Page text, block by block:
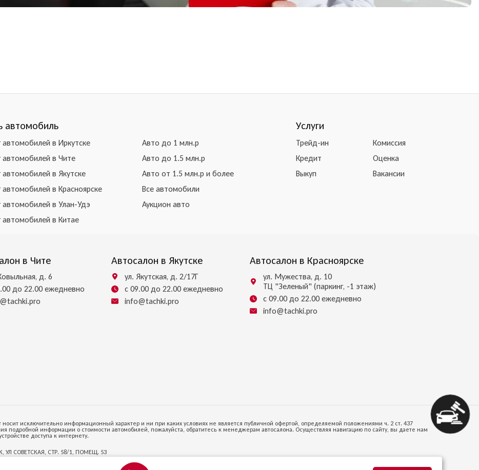
автомобиль
автомобилей в Иркутске
автомобилей в Чите
автомобилей в Якутске
автомобилей в Красноярске
автомобилей в Улан-Удэ
автомобилей в Китае
Авто до 1 млн.р
Авто до 1.5 млн.р
Авто от 1.5 млн.р и более
Все автомобили
Аукцион авто
Услуги
Трейд-ин
Кредит
Выкуп
Комиссия
Оценка
Вакансии
в Чите
д. 6
до 22.00 ежедневно
Автосалон в Якутске
ул. Якутская, д. 2/17Г
с 09.00 до 22.00 ежедневно
info@tachki.pro
Автосалон в Красноярске
ул. Мужества, д. 10
ТЦ "Зеленый" (паркинг, -1 этаж)
с 09.00 до 22.00 ежедневно
info@tachki.pro
исключительно информационный характер и ни при каких условиях не является публичной офертой, определяемой положениями ч. 2 ст. 437
подробной информации о стоимости автомобилей, пожалуйста, обратитесь к менеджерам автосалона. Осуществляя навигацию по сайту, вы даете нам
доступа к интернету.
УЛ СОВЕТСКАЯ, СТР. 58/1, ПОМЕЩ. 53